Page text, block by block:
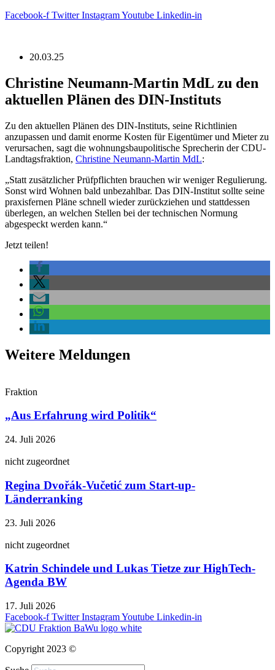
Facebook-f Twitter InstagramYoutube Linkedin-in
20.03.25
Christine Neumann-Martin MdL zu den
aktuellen Plänen des DIN-Instituts
Zu den aktuellen Plänen des DIN-Instituts, seine Richtlinien
anzupassen und damit enorme Kosten für Eigentümer und Mieter zu
verursachen, sagt die wohnungsbaupolitische Sprecherin der CDU-
Landtagsfraktion, Christine Neumann-Martin MdL:
„Statt zusätzlicher Prüfpflichten brauchen wir weniger Regulierung.
Sonst wird Wohnen bald unbezahlbar. Das DIN-Institut sollte seine
praxisfernen Pläne schnell wieder zurückziehen und stattdessen
überlegen, an welchen Stellen bei der technischen Normung
abgespeckt werden kann.“
Jetzt teilen!
Weitere Meldungen
Fraktion
„Aus Erfahrung wird Politik“
24. Juli 2026
nicht zugeordnet
Regina Dvořák-Vučetić zum Start-up-
Länderranking
23. Juli 2026
nicht zugeordnet
Katrin Schindele und Lukas Tietze zur HighTech-
Agenda BW
17. Juli 2026
Facebook-f Twitter InstagramYoutube Linkedin-in
Copyright 2023 ©